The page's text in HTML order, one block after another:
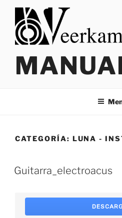
Saltar
contenido
CATEGORÍA: LUNA -
Guitarra_electroacus